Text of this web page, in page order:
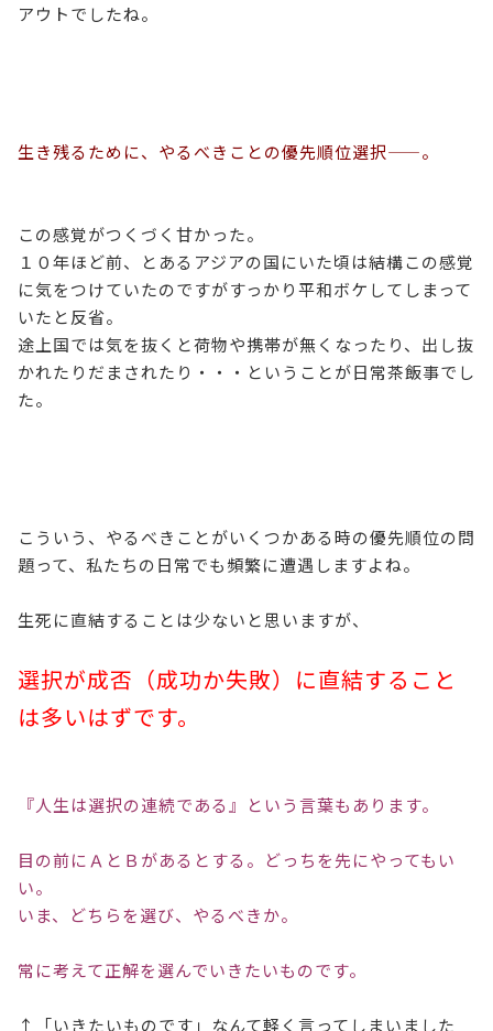
アウトでしたね。
生き残るために、やるべきことの優先順位選択——。
この感覚がつくづく甘かった。
１０年ほど前、とあるアジアの国にいた頃は結構この感覚
に気をつけていたのですがすっかり平和ボケしてしまって
いたと反省。
途上国では気を抜くと荷物や携帯が無くなったり、出し抜
かれたりだまされたり・・・ということが日常茶飯事でし
た。
こういう、やるべきことがいくつかある時の優先順位の問
題って、私たちの日常でも頻繁に遭遇しますよね。
生死に直結することは少ないと思いますが、
選択が成否（成功か失敗）に直結すること
は多いはずです。
『人生は選択の連続である』という言葉もあります。
目の前にＡとＢがあるとする。どっちを先にやってもい
い。
いま、どちらを選び、やるべきか。
常に考えて正解を選んでいきたいものです。
↑「いきたいものです」なんて軽く言ってしまいました